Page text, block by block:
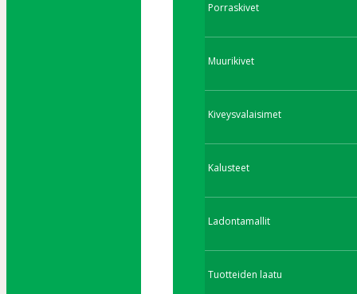
Porraskivet
Muurikivet
Kiveysvalaisimet
Kalusteet
Ladontamallit
Tuotteiden laatu